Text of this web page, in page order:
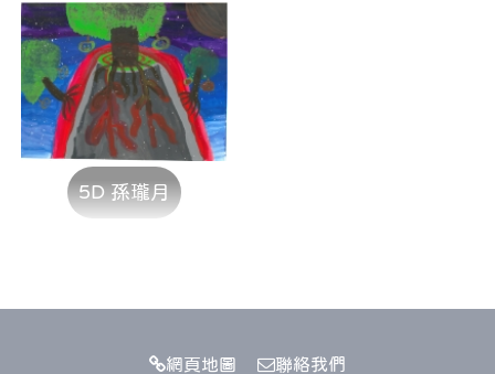
5D 孫瓏月
網頁地圖 聯絡我們